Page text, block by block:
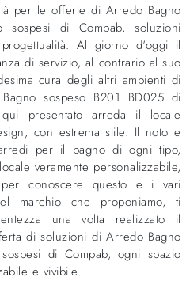
per le offerte di Arredo Bagno
di Compab, soluzioni
Al giorno d'oggi il
di servizio, al contrario al suo
cura degli altri ambienti di
sospeso B201 BD025 di
presentato arreda il locale
con estrema stile. Il noto e
per il bagno di ogni tipo,
veramente personalizzabile,
conoscere questo e i vari
marchio che proponiamo, ti
una volta realizzato il
di soluzioni di Arredo Bagno
di Compab, ogni spazio
e vivibile.